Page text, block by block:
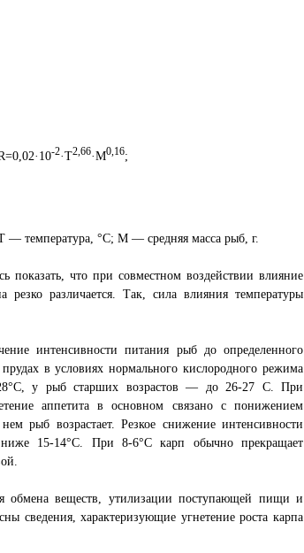
-2·Т2,66·М0,16;
температура, °C; М — средняя масса рыб, г.
что при совместном воздействии влияние
различается. Так, сила влияния температуры
интенсивности питания рыб до определенного
в условиях нормального кислородного режима
28°C, у рыб старших возрастов — до 26-27 С. При
аппетита в основном связано с понижением
рыб возрастает. Резкое снижение интенсивности
15-14°C. При 8-6°C карп обычно прекращает
обмена веществ, утилизации поступающей пищи и
сведения, характеризующие угнетение роста карпа